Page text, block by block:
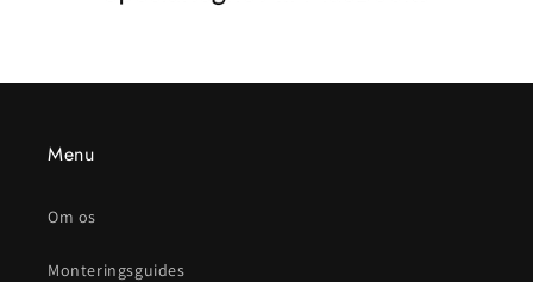
Menu
Om os
Monteringsguides